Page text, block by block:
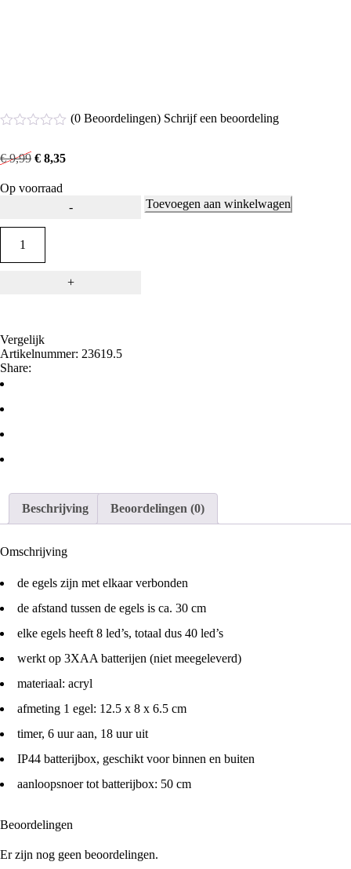
uit
(0 Beoordelingen) Schrijf een beoordeling
€9,99 € 8,35
Op voorraad
Toevoegen aan winkelwagen
Vergelijk
Artikelnummer: 23619.5
Share:
Beschrijving Beoordelingen (0)
Omschrijving
de egels zijn met elkaar verbonden
de afstand tussen de egels is ca. 30 cm
elke egels heeft 8 led’s, totaal dus 40 led’s
werkt op 3XAA batterijen (niet meegeleverd)
materiaal: acryl
afmeting 1 egel: 12.5 x 8 x 6.5 cm
timer, 6 uur aan, 18 uur uit
IP44 batterijbox, geschikt voor binnen en buiten
aanloopsnoer tot batterijbox: 50 cm
Beoordelingen
Er zijn nog geen beoordelingen.